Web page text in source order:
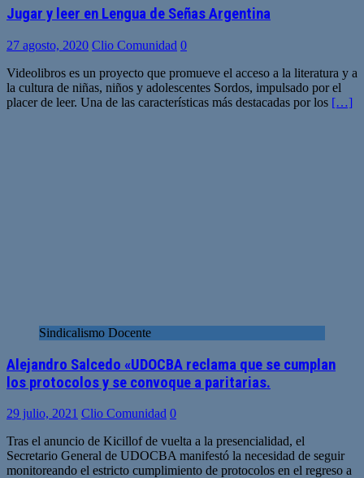
Jugar y leer en Lengua de Señas Argentina
27 agosto, 2020 Clio Comunidad 0
Videolibros es un proyecto que promueve el acceso a la literatura y a
la cultura de niñas, niños y adolescentes Sordos, impulsado por el
placer de leer. Una de las características más destacadas por los […]
Sindicalismo Docente
Alejandro Salcedo «UDOCBA reclama que se cumplan
los protocolos y se convoque a paritarias.
29 julio, 2021 Clio Comunidad 0
Tras el anuncio de Kicillof de vuelta a la presencialidad, el
Secretario General de UDOCBA manifestó la necesidad de seguir
monitoreando el estricto cumplimiento de protocolos en el regreso a